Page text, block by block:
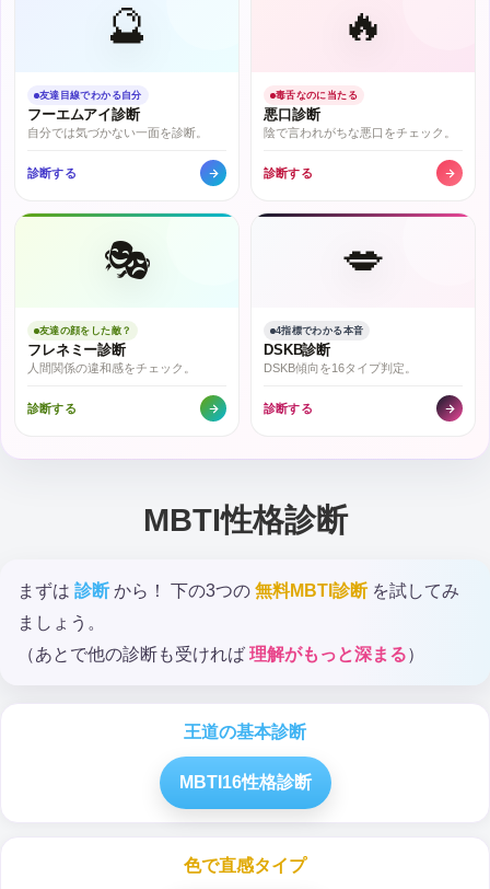
🔮
友達目線でわかる自分
フーエムアイ診断
自分では気づかない一面を診断。
診断する
🔥
毒舌なのに当たる
悪口診断
陰で言われがちな悪口をチェック。
診断する
🎭
友達の顔をした敵？
フレネミー診断
人間関係の違和感をチェック。
診断する
💋
4指標でわかる本音
DSKB診断
DSKB傾向を16タイプ判定。
診断する
MBTI性格診断
まずは 診断 から！ 下の3つの 無料MBTI診断を試してみ
ましょう。
（あとで他の診断も受ければ 理解がもっと深まる）
王道の基本診断
MBTI16性格診断
色で直感タイプ